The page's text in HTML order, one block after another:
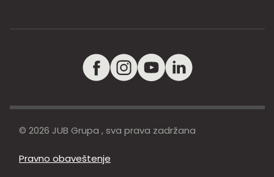
© 2026 JUB Grupa , sva prava zadržana
Pravno obaveštenje